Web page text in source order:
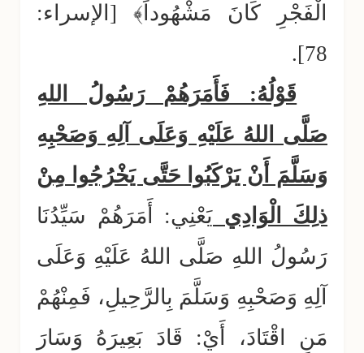
الْفَجْرِ كَانَ مَشْهُوداً﴾ [الإسراء:
78].
قَوْلُهُ: فَأَمَرَهُمْ رَسُولُ اللهِ
صَلَّى اللهُ عَلَيْهِ وَعَلَى آلِهِ وَصَحْبِهِ
وَسَلَّمَ أَنْ يَرْكَبُوا حَتَّى يَخْرُجُوا مِنْ
ذلِكَ الْوَادِي يَعْنِي: أَمَرَهُمْ سَيِّدُنَا
رَسُولُ اللهِ صَلَّى اللهُ عَلَيْهِ وَعَلَى
آلِهِ وَصَحْبِهِ وَسَلَّمَ بِالرَّحِيلِ، فَمِنْهُمْ
مَنِ اقْتَادَ، أَيْ: قَادَ بَعِيرَهُ وَسَارَ